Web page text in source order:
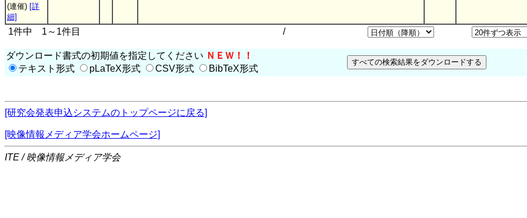
(連催) [詳
細]
1件中 1～1件目 /
ダウンロード書式の初期値を指定してください ＮＥＷ！！
テキスト形式
pLaTeX形式 CSV形式 BibTeX形式
[研究会発表申込システムのトップページに戻る]
[映像情報メディア学会ホームページ]
ITE / 映像情報メディア学会